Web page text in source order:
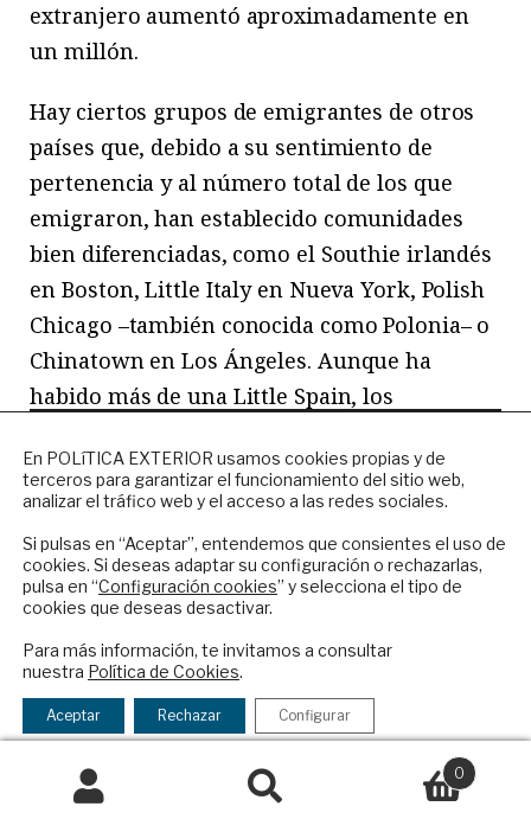
extranjero aumentó aproximadamente en
un millón.
Hay ciertos grupos de emigrantes de otros
países que, debido a su sentimiento de
pertenencia y al número total de los que
emigraron, han establecido comunidades
bien diferenciadas, como el Southie irlandés
en Boston, Little Italy en Nueva York, Polish
Chicago –también conocida como Polonia– o
Chinatown en Los Ángeles. Aunque ha
habido más de una Little Spain, los
pequeños alrededor de Casas de España,
organizaciones culturales y restaurantes o
bares de comida española. Los consulados
contribuyen en cierta manera a crear un
sentido de comunidad y muchos de ellos
cuentan con el Consejo de Residentes
Españoles (CREs) y Aulas de Lengua y
Cultura Españolas (ALCE), organizados sobre
todo por nacidos en España que quieren que
sus hijos mantengan la lengua y la cultura.
Buscar
0
En POLíTICA EXTERIOR usamos cookies propias y de
terceros para garantizar el funcionamiento del sitio web,
analizar el tráfico web y el acceso a las redes sociales.
Si pulsas en “Aceptar”, entendemos que consientes el uso de
cookies. Si deseas adaptar su configuración o rechazarlas,
pulsa en “Configuración cookies” y selecciona el tipo de
cookies que deseas desactivar.
Para más información, te invitamos a consultar
nuestra Política de Cookies.
Aceptar Rechazar Configurar
NEWSLETTER
Suscríbase a nuestro boletín electrónico y
reciba en su correo el mejor análisis
internacional en español.
Checkbox
acepto
la
política
de
política de privacidad